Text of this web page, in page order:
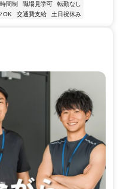
間制 職場見学可
転勤なし
OK 交通費支給 土日祝休み